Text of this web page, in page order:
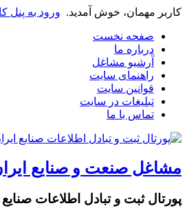
کاربر مهمان، خوش آمدید. ورود به پنل
صفحه نخست
درباره ما
آرشیو مشاغل
راهنمای سایت
قوانین سایت
تبلیغات در سایت
تماس با ما
مشاغل صنعت و صنایع
پورتال ثبت و تبادل اطلاعات